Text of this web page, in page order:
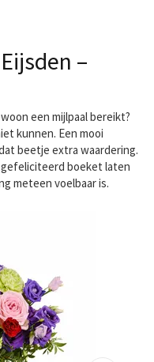
–
een mijlpaal bereikt?
kunnen. Een mooi
beetje extra waardering.
gefeliciteerd boeket laten
meteen voelbaar is.